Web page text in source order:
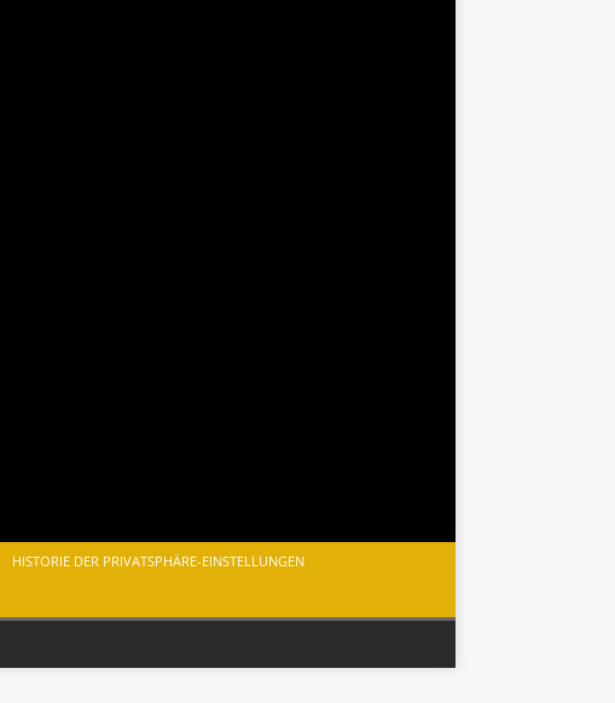
HISTORIE DER PRIVATSPHÄRE-EINSTELLUNGEN